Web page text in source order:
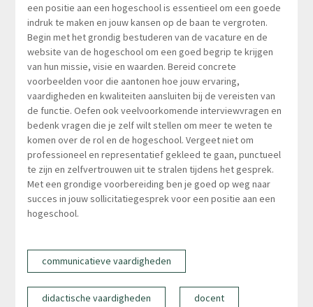
een positie aan een hogeschool is essentieel om een goede
indruk te maken en jouw kansen op de baan te vergroten.
Begin met het grondig bestuderen van de vacature en de
website van de hogeschool om een goed begrip te krijgen
van hun missie, visie en waarden. Bereid concrete
voorbeelden voor die aantonen hoe jouw ervaring,
vaardigheden en kwaliteiten aansluiten bij de vereisten van
de functie. Oefen ook veelvoorkomende interviewvragen en
bedenk vragen die je zelf wilt stellen om meer te weten te
komen over de rol en de hogeschool. Vergeet niet om
professioneel en representatief gekleed te gaan, punctueel
te zijn en zelfvertrouwen uit te stralen tijdens het gesprek.
Met een grondige voorbereiding ben je goed op weg naar
succes in jouw sollicitatiegesprek voor een positie aan een
hogeschool.
communicatieve vaardigheden
didactische vaardigheden docent